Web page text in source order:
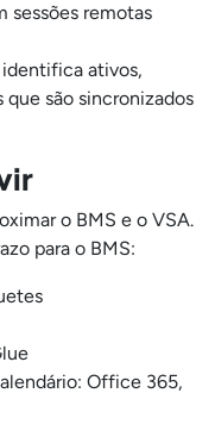
sessões remotas
ativos,
são sincronizados
o BMS e o VSA.
para o BMS:
Office 365,